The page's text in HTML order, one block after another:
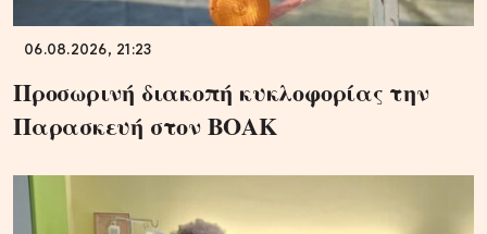
06.08.2026, 21:23
Προσωρινή διακοπή κυκλοφορίας την
Παρασκευή στον ΒΟΑΚ